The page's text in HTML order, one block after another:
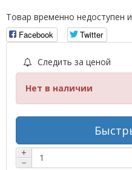
Товар временно недоступен
Facebook
Twitter
Следить за ценой
Нет в наличии
+
−